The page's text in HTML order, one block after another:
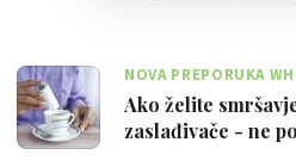
NOVA PREPORUKA
Ako želite
zaslađivače - ne